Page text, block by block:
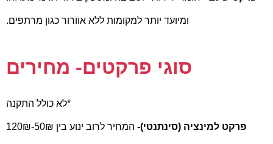
ומיועד יותר למקומות ללא אוורור כגון מרתפים.
סוגי פרקטים- מחירים
*לא כולל התקנה
פרקט למינציה (סינתנטי)- המחיר לרוב ינוע בין 50₪-120₪